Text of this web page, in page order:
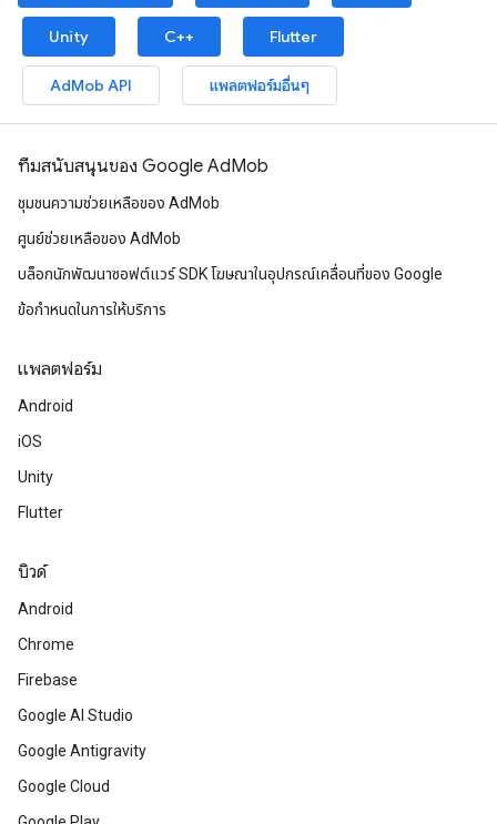
Unity C++ Flutter
AdMob API แพลตฟอร์มอื่นๆ
ทีมสนับสนุนของ Google AdMob
ชุมชนความช่วยเหลือของ AdMob
ศูนย์ช่วยเหลือของ AdMob
บล็อกนักพัฒนาซอฟต์แวร์ SDK โฆษณาในอุปกรณ์เคลื่อนที่ของ Google
ข้อกำหนดในการให้บริการ
แพลตฟอร์ม
Android
iOS
Unity
Flutter
บิวด์
Android
Chrome
Firebase
Google AI Studio
Google Antigravity
Google Cloud